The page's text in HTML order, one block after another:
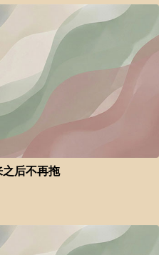
后不再拖